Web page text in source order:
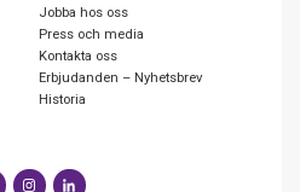
Jobba hos oss
Press och media
Kontakta oss
Erbjudanden – Nyhetsbrev
Historia